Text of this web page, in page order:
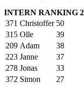
INTERN RANKING
371 Christoffer 50
315 Olle
39
209 Adam
38
223 Janne
37
278 Jonas
33
372 Simon
27